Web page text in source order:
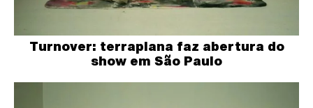
Turnover: terraplana faz abertura do
show em São Paulo